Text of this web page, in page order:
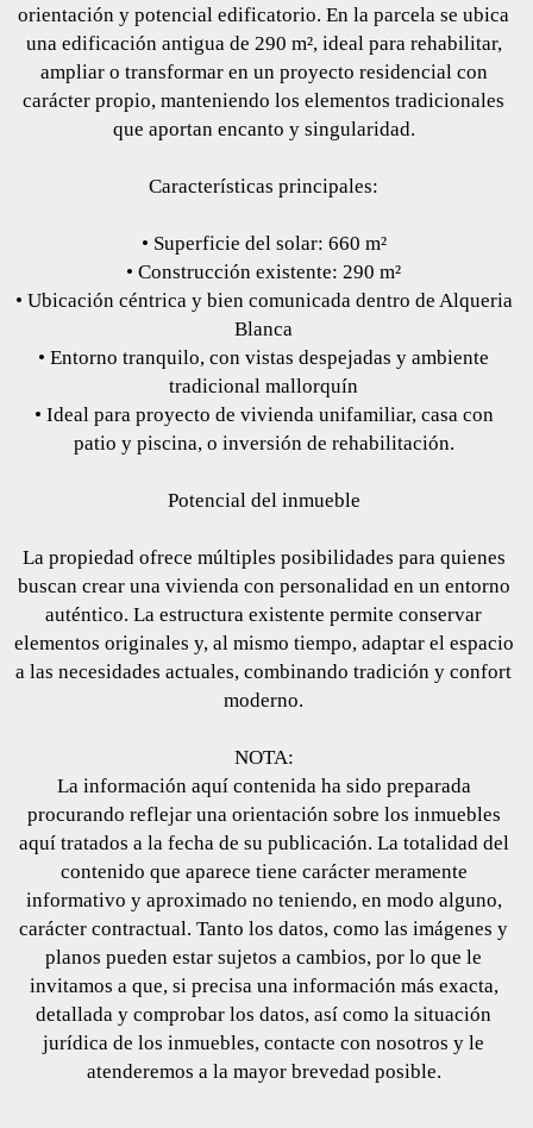
orientación y potencial edificatorio. En la parcela se ubica
una edificación antigua de 290 m², ideal para rehabilitar,
ampliar o transformar en un proyecto residencial con
carácter propio, manteniendo los elementos tradicionales
que aportan encanto y singularidad.
Características principales:
• Superficie del solar: 660 m²
• Construcción existente: 290 m²
• Ubicación céntrica y bien comunicada dentro de Alqueria
Blanca
• Entorno tranquilo, con vistas despejadas y ambiente
tradicional mallorquín
• Ideal para proyecto de vivienda unifamiliar, casa con
patio y piscina, o inversión de rehabilitación.
Potencial del inmueble
La propiedad ofrece múltiples posibilidades para quienes
buscan crear una vivienda con personalidad en un entorno
auténtico. La estructura existente permite conservar
elementos originales y, al mismo tiempo, adaptar el espacio
a las necesidades actuales, combinando tradición y confort
moderno.
NOTA:
La información aquí contenida ha sido preparada
procurando reflejar una orientación sobre los inmuebles
aquí tratados a la fecha de su publicación. La totalidad del
contenido que aparece tiene carácter meramente
informativo y aproximado no teniendo, en modo alguno,
carácter contractual. Tanto los datos, como las imágenes y
planos pueden estar sujetos a cambios, por lo que le
invitamos a que, si precisa una información más exacta,
detallada y comprobar los datos, así como la situación
jurídica de los inmuebles, contacte con nosotros y le
atenderemos a la mayor brevedad posible.